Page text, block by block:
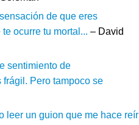
de que eres
ocurre tu mortal... – David
sentimiento de
Pero tampoco se
leer un guion que me hace reír